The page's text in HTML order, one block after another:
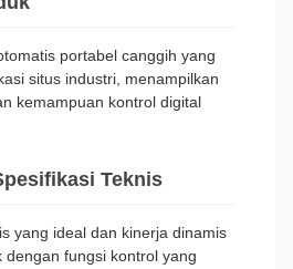
portabel canggih yang
situs industri, menampilkan
kemampuan kontrol digital
Teknis
yang ideal dan kinerja dinamis
dengan fungsi kontrol yang